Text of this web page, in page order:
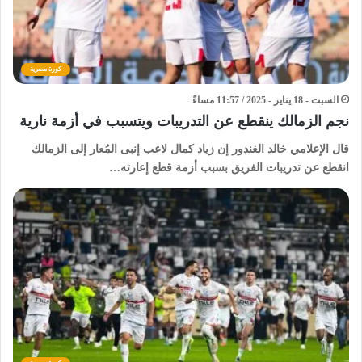
كورة مصرية
السبت - 18 يناير - 2025 / 11:57 مساءً
نجم الزمالك ينقطع عن التدريبات ويتسبب في أزمة نارية
قال الإعلامي خالد الغندور إن زياد كمال لاعب إنبى المُعار إلى الزمالك
انقطع عن تدريبات الفريق بسبب أزمة قطع إعارته…